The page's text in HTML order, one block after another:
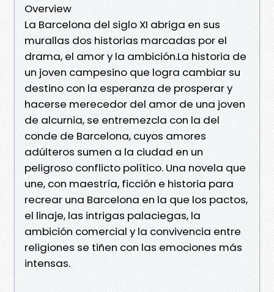
Overview
La Barcelona del siglo XI abriga en sus
murallas dos historias marcadas por el
drama, el amor y la ambición.La historia de
un joven campesino que logra cambiar su
destino con la esperanza de prosperar y
hacerse merecedor del amor de una joven
de alcurnia, se entremezcla con la del
conde de Barcelona, cuyos amores
adúlteros sumen a la ciudad en un
peligroso conflicto político. Una novela que
une, con maestría, ficción e historia para
recrear una Barcelona en la que los pactos,
el linaje, las intrigas palaciegas, la
ambición comercial y la convivencia entre
religiones se tiñen con las emociones más
intensas.